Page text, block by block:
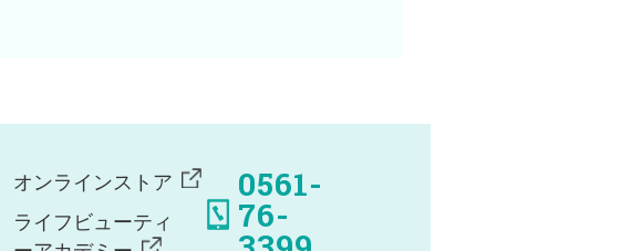
オンラインストア
ライフビューティ
0561-
76-